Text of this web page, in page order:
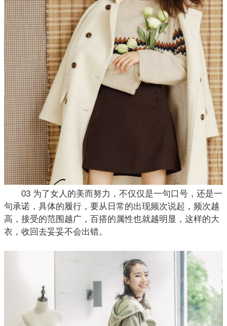
03 为了女人的美而努力，不仅仅是一句口号，还是一
句承诺，具体的履行，要从日常的出现频次说起，频次越
高，接受的范围越广，百搭的属性也就越明显，这样的大
衣，收回去妥妥不会出错。